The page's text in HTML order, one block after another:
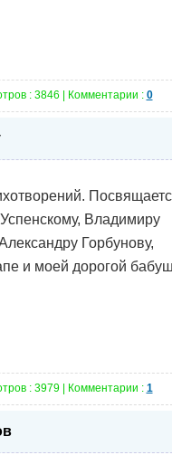
: 3846 | Комментарии : 0
Владимиру
Горбунову,
и моей дорогой
: 3979 | Комментарии : 1